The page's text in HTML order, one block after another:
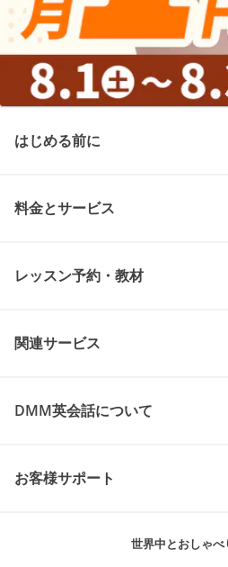
はじめる前に
料金とサービス
レッスン予約・教材
関連サービス
DMM英会話について
お客様サポート
世界中とおしゃべ